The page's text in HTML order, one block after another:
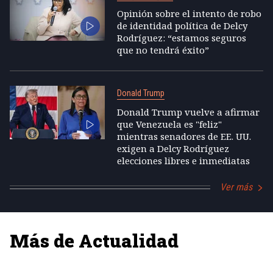
Opinión sobre el intento de robo
de identidad política de Delcy
Rodríguez: “estamos seguros
que no tendrá éxito”
Donald Trump
Donald Trump vuelve a afirmar
que Venezuela es "feliz"
mientras senadores de EE. UU.
exigen a Delcy Rodríguez
elecciones libres e inmediatas
Ver más
Más de Actualidad